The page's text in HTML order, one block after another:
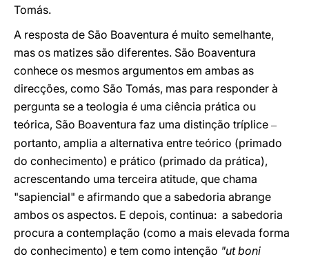
Tomás.
A resposta de São Boaventura é muito semelhante,
mas os matizes são diferentes. São Boaventura
conhece os mesmos argumentos em ambas as
direcções, como São Tomás, mas para responder à
pergunta se a teologia é uma ciência prática ou
teórica, São Boaventura faz uma distinção tríplice –
portanto, amplia a alternativa entre teórico (primado
do conhecimento) e prático (primado da prática),
acrescentando uma terceira atitude, que chama
"sapiencial" e afirmando que a sabedoria abrange
ambos os aspectos. E depois, continua: a sabedoria
procura a contemplação (como a mais elevada forma
do conhecimento) e tem como intenção "ut boni